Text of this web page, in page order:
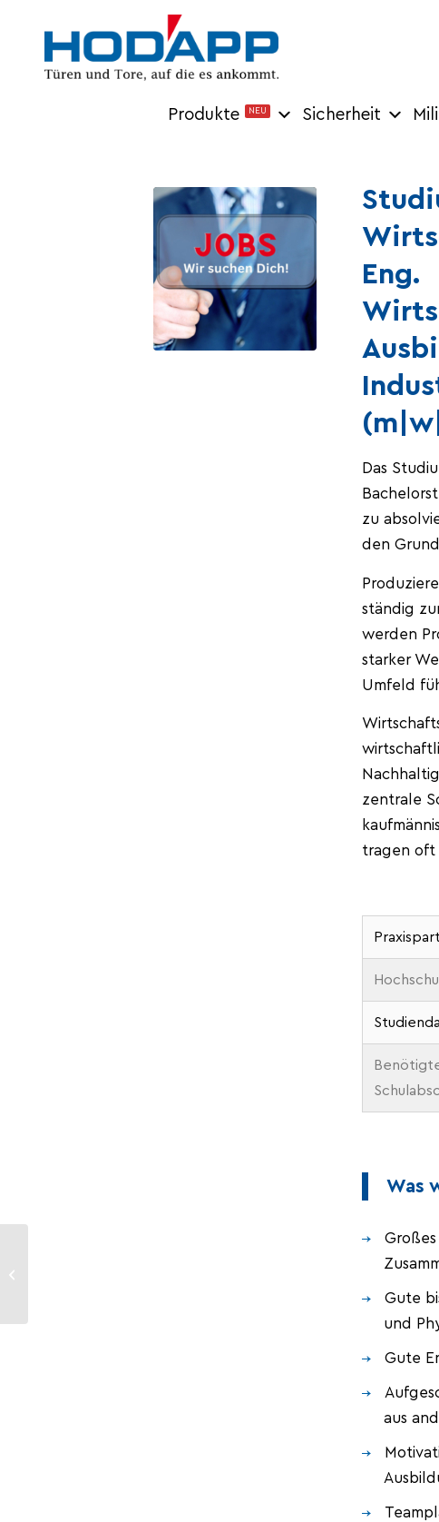
Produkte NEU Sicherheit
Eng.
Das
zu
den
ständig
werden
starker
Umfeld
zentrale
tragen oft
Was
Gute
und
Gute
aus